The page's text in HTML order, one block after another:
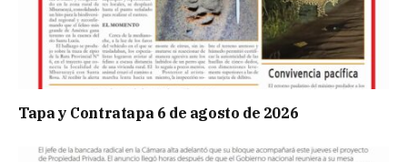
Tapa y Contratapa 6 de agosto de 2026